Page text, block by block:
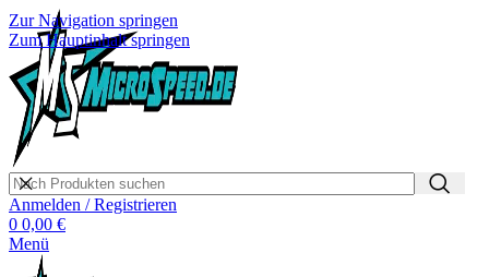
Zur Navigation springen
Zum Hauptinhalt springen
Anmelden / Registrieren
0 0,00 €
Menü